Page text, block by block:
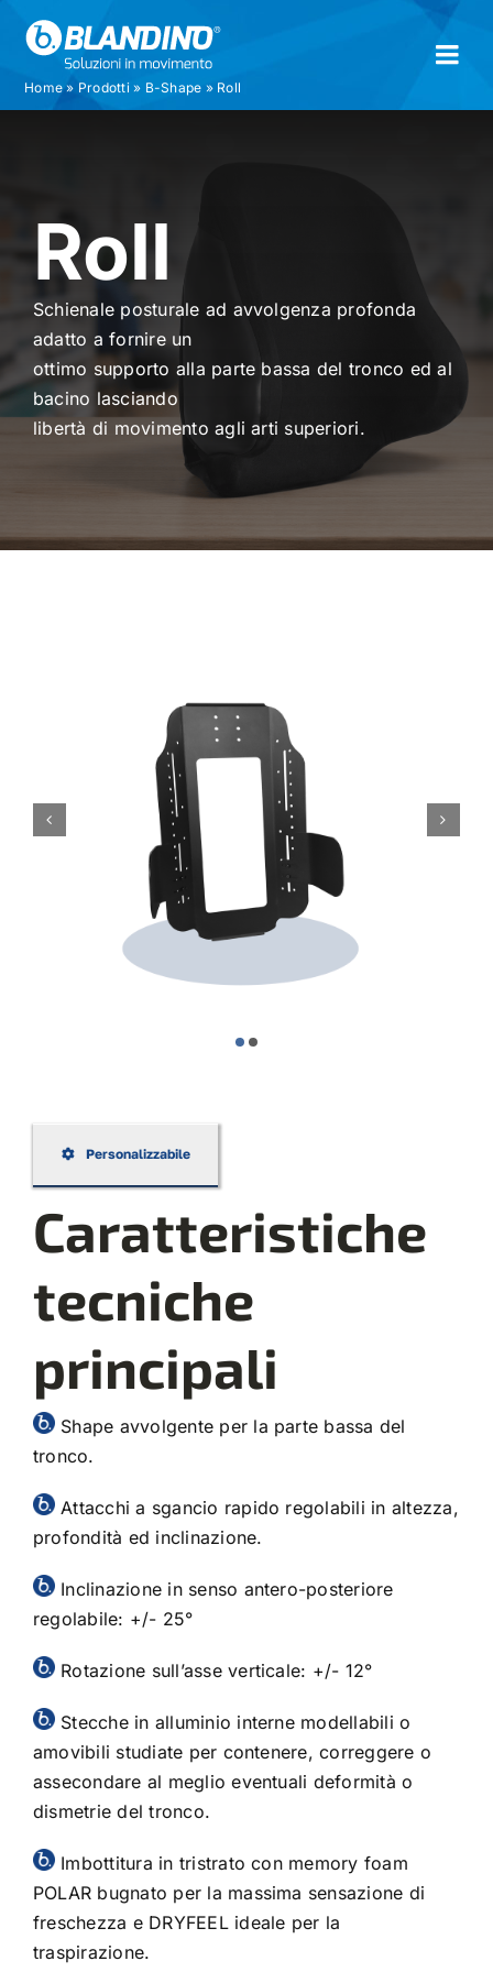
Home» Prodotti » B-Shape » Roll
Registra la tua carrozzina
Roll
Schienale posturale ad avvolgenza profonda
adatto a fornire un
ottimo supporto alla parte bassa del tronco ed al
bacino lasciando
libertà di movimento agli arti superiori.
Personalizzabile
Caratteristiche
tecniche
principali
Shape avvolgente per la parte bassa del
tronco.
Attacchi a sgancio rapido regolabili in altezza,
profondità ed inclinazione.
Inclinazione in senso antero-posteriore
regolabile: +/- 25°
Rotazione sull’asse verticale: +/- 12°
Stecche in alluminio interne modellabili o
amovibili studiate per contenere, correggere o
assecondare al meglio eventuali deformità o
dismetrie del tronco.
Imbottitura in tristrato con memory foam
POLAR bugnato per la massima sensazione di
freschezza e DRYFEEL ideale per la
traspirazione.